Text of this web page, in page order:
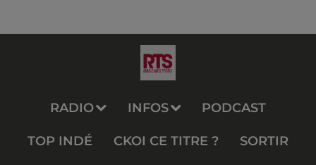
RADIO INFOS PODCAST
TOP INDÉ CKOI CE TITRE ? SORTIR